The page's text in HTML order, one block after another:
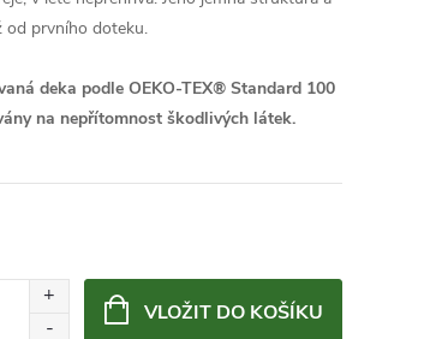
od prvního doteku.
deka podle OEKO-TEX® Standard 100
na nepřítomnost škodlivých látek.
VLOŽIT DO KOŠÍKU